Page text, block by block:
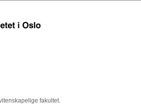
fakultet.